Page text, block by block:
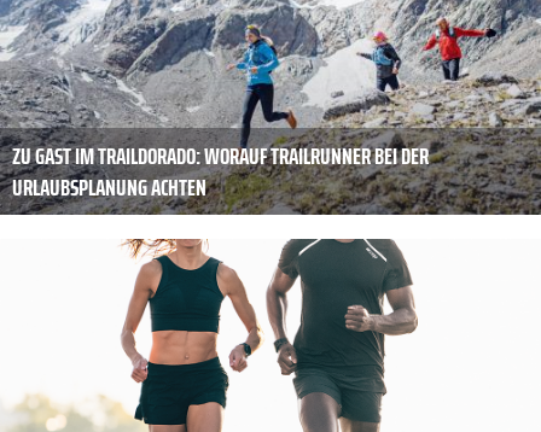
ZU GAST IM TRAILDORADO: WORAUF TRAILRUNNER BEI DER
URLAUBSPLANUNG ACHTEN